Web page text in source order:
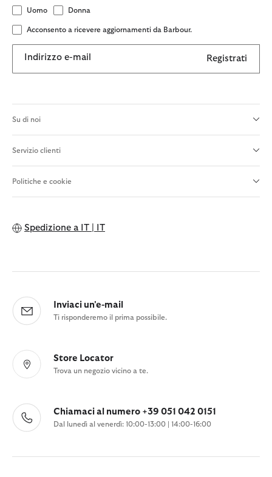
Uomo Donna
Acconsento a ricevere aggiornamenti da Barbour.
Indirizzo e-mail Registrati
Su di noi
Servizio clienti
Politiche e cookie
Spedizione a IT | IT
Inviaci un'e-mail
Ti risponderemo il prima possibile.
Store Locator
Trova un negozio vicino a te.
Chiamaci al numero +39 051 042 0151
Dal lunedì al venerdì: 10:00-13:00 | 14:00-16:00